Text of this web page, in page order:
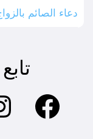
دعاء الصائم